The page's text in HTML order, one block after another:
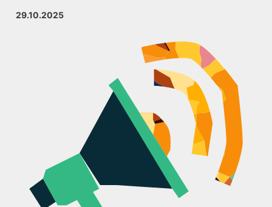
RECHERCHE
29.10.2025